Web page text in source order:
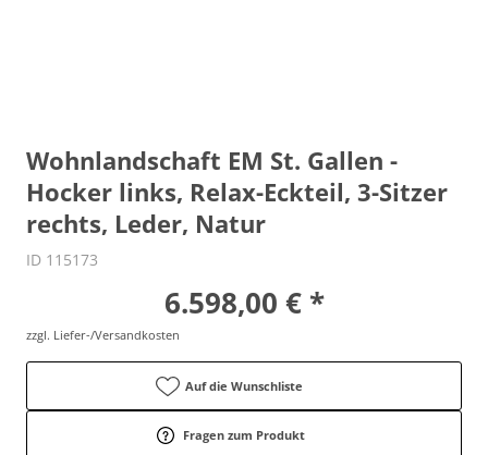
Wohnlandschaft EM St. Gallen -
Hocker links, Relax-Eckteil, 3-Sitzer
rechts, Leder, Natur
ID 115173
6.598,00 € *
zzgl. Liefer-/Versandkosten
Auf die Wunschliste
Fragen zum Produkt